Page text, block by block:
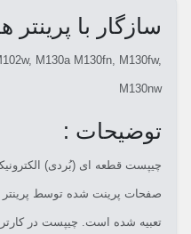
سازگار با پرینتر
M130a M130fn, M130fw,
M130nw
توضیحات :
چیپست قطعه ای (بُردی)
صفحات پرینت شده توسط پرینتر و
تعبیه شده است. چیپست در